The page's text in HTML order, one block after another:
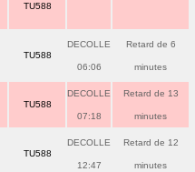
TU588
TU588
DECOLLE
06:06
Retard de 6
minutes
TU588
DECOLLE
07:18
Retard de 13
minutes
TU588
DECOLLE
12:47
Retard de 12
minutes